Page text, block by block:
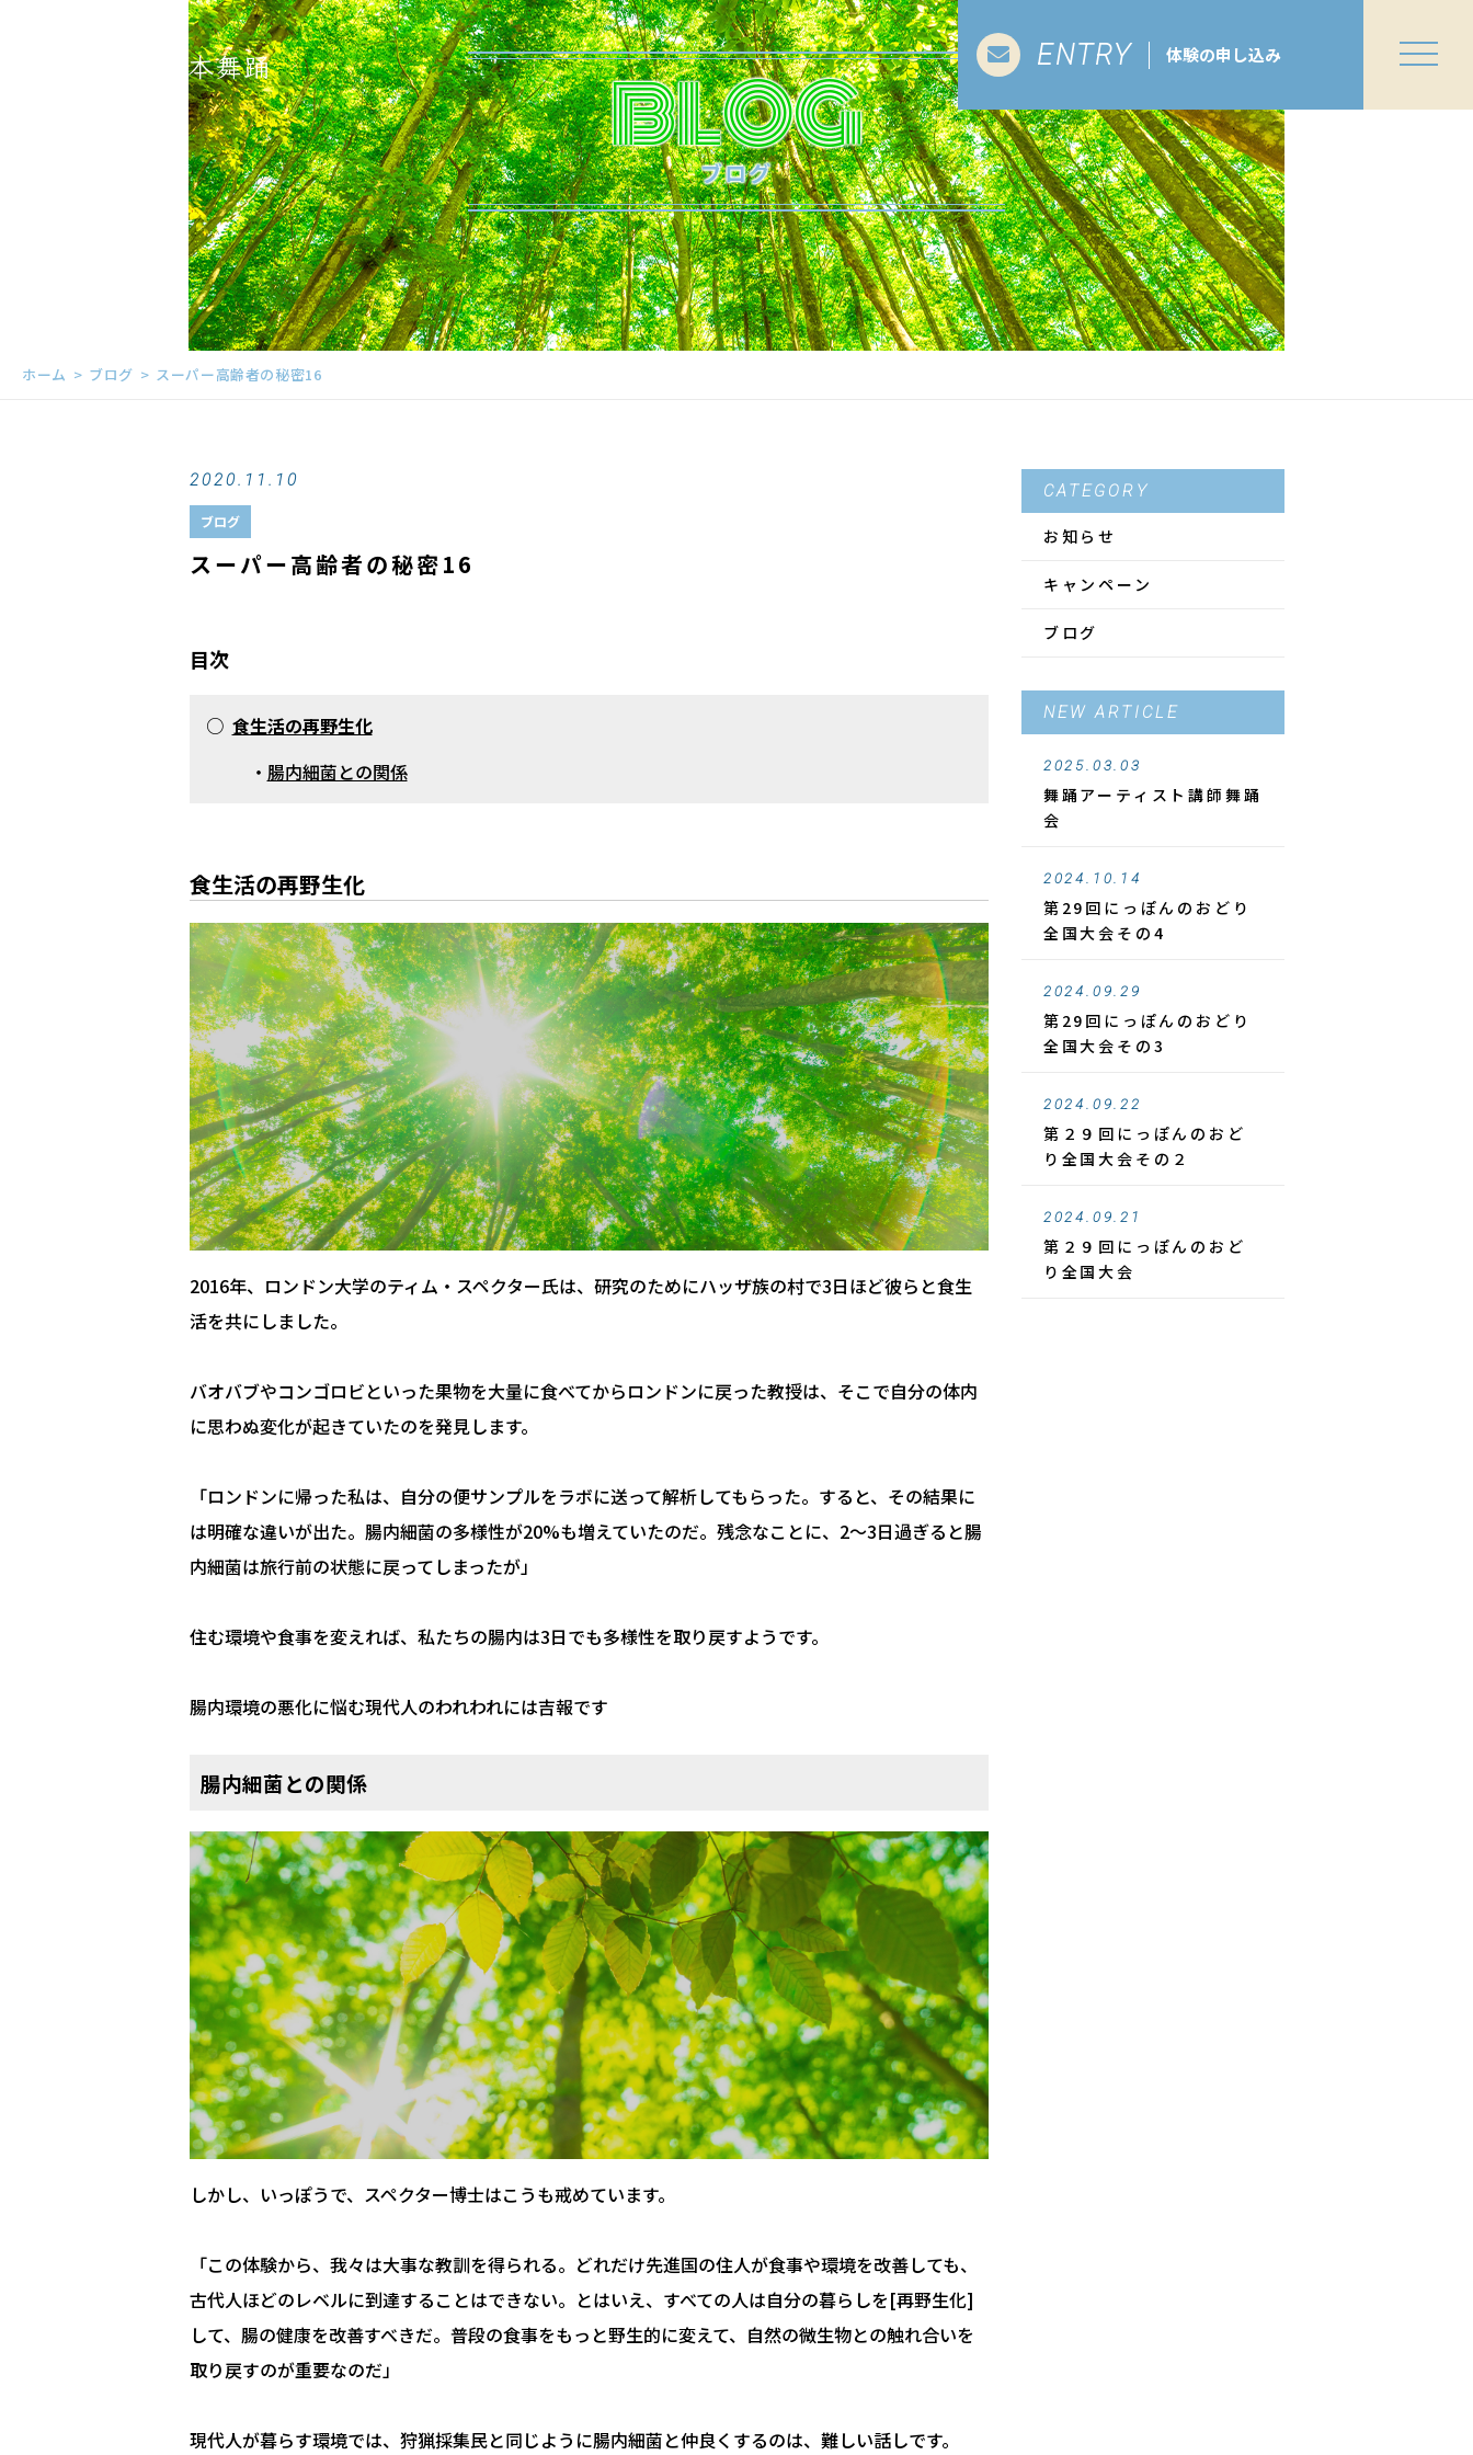
ENTRY 体験の申し込み
BLOG
ブログ
ホーム ブログ スーパー高齢者の秘密16
2020.11.10
ブログ
スーパー高齢者の秘密16
目次
○ 食生活の再野生化
・ 腸内細菌との関係
食生活の再野生化
2016年、ロンドン大学のティム・スペクター氏は、研究のためにハッザ族の村で3日ほど彼らと食生
活を共にしました。
バオバブやコンゴロビといった果物を大量に食べてからロンドンに戻った教授は、そこで自分の体内
に思わぬ変化が起きていたのを発見します。
「ロンドンに帰った私は、自分の便サンプルをラボに送って解析してもらった。すると、その結果に
は明確な違いが出た。腸内細菌の多様性が20%も増えていたのだ。残念なことに、2〜3日過ぎると腸
内細菌は旅行前の状態に戻ってしまったが」
住む環境や食事を変えれば、私たちの腸内は3日でも多様性を取り戻すようです。
腸内環境の悪化に悩む現代人のわれわれには吉報です
腸内細菌との関係
しかし、いっぽうで、スペクター博士はこうも戒めています。
「この体験から、我々は大事な教訓を得られる。どれだけ先進国の住人が食事や環境を改善しても、
古代人ほどのレベルに到達することはできない。とはいえ、すべての人は自分の暮らしを[再野生化]
して、腸の健康を改善すべきだ。普段の食事をもっと野生的に変えて、自然の微生物との触れ合いを
取り戻すのが重要なのだ」
現代人が暮らす環境では、狩猟採集民と同じように腸内細菌と仲良くするのは、難しい話しです。
CATEGORY
お知らせ
キャンペーン
ブログ
NEW ARTICLE
2025.03.03
舞踊アーティスト講師舞踊
会
2024.10.14
第29回にっぽんのおどり
全国大会その4
2024.09.29
第29回にっぽんのおどり
全国大会その3
2024.09.22
第２９回にっぽんのおど
り全国大会その２
2024.09.21
第２９回にっぽんのおど
り全国大会